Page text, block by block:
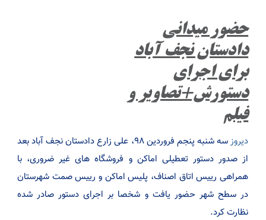
حضور میدانی
دادستان نجف آباد
برای اجرای
دستورش+تصاویر و
فیلم
دیروز
سه شنبه پنجم فروردین ۹۸، علی زارع دادستان نجف آباد بعد
از صدور دستور تعطیلی اماکن و فروشگاه های غیر ضروری، با
همراهی رییس اتاق اصناف، پلیس اماکن و رییس صمت شهرستان
در سطح شهر حضور یافت و شخصا بر اجرای دستور صادر شده
نظارت کرد.